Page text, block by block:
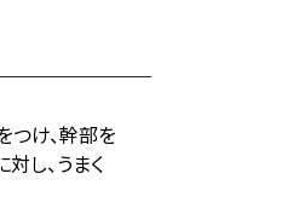
つけ、幹部を
し、うまく